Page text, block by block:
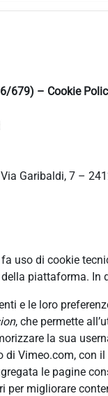
679) – Cookie
Garibaldi, 7 –
uso di cookie
piattaforma.
e le loro
, che permette
la sua
Vimeo.com, con
le pagine
per migliorare